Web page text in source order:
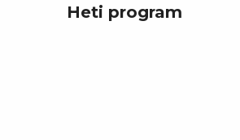
Heti program